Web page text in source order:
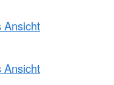
Ansicht
Ansicht